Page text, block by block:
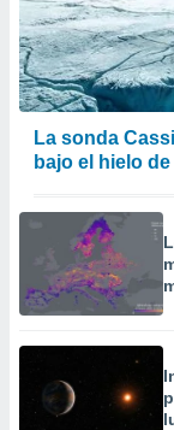
La sonda
bajo el hielo